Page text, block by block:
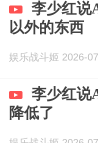
李少红说
以外的东西
娱乐战斗姬 2026-
李少红说
降低了